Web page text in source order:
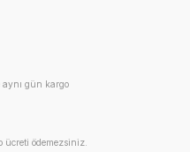
gün kargo
ödemezsiniz.